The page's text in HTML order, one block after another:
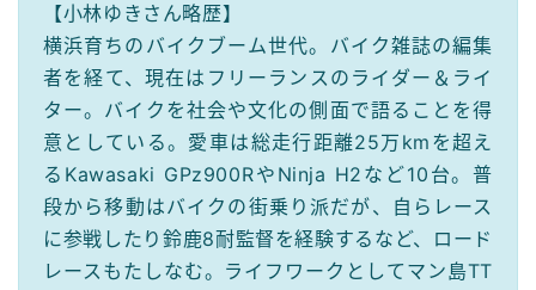
【小林ゆきさん略歴】
横浜育ちのバイクブーム世代。バイク雑誌の編集
者を経て、現在はフリーランスのライダー＆ライ
ター。バイクを社会や文化の側面で語ることを得
意としている。愛車は総走行距離25万kmを超え
るKawasaki GPz900RやNinja H2など10台。普
段から移動はバイクの街乗り派だが、自らレース
に参戦したり鈴鹿8耐監督を経験するなど、ロード
レースもたしなむ。ライフワークとしてマン島TT